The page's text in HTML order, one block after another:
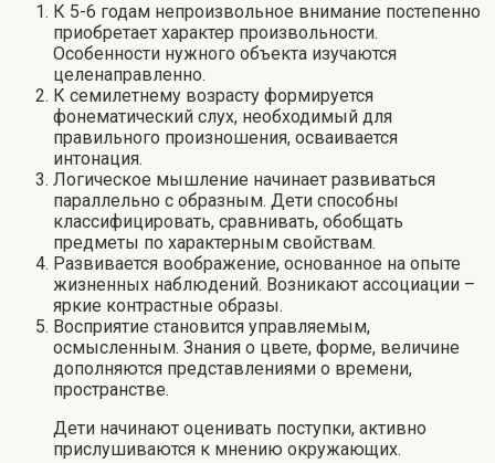
К 5-6 годам непроизвольное внимание постепенно
приобретает характер произвольности.
Особенности нужного объекта изучаются
целенаправленно.
К семилетнему возрасту формируется
фонематический слух, необходимый для
правильного произношения, осваивается
интонация.
Логическое мышление начинает развиваться
параллельно с образным. Дети способны
классифицировать, сравнивать, обобщать
предметы по характерным свойствам.
Развивается воображение, основанное на опыте
жизненных наблюдений. Возникают ассоциации –
яркие контрастные образы.
Восприятие становится управляемым,
осмысленным. Знания о цвете, форме, величине
дополняются представлениями о времени,
пространстве.
Дети начинают оценивать поступки, активно
прислушиваются к мнению окружающих.